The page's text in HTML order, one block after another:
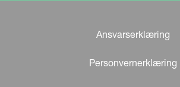
Ansvarserklæring
Personvernerklæring